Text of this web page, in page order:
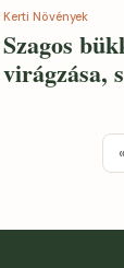
Kerti Növények
Szagos
virágzása,